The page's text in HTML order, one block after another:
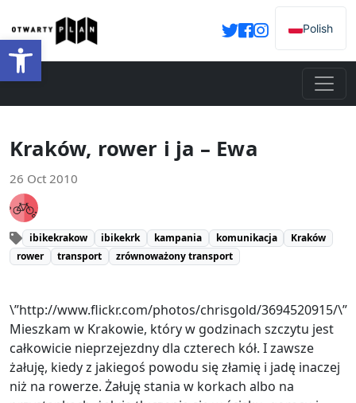
Open toolbar
Polish
Kraków, rower i ja – Ewa
26 Oct 2010
ibikekrakow ibikekrk kampania komunikacja
Kraków
rower
transport zrównoważony transport
\”http://www.flickr.com/photos/chrisgold/3694520915/\”
Mieszkam w Krakowie, który w godzinach szczytu jest
całkowicie nieprzejezdny dla czterech kół. I zawsze
żałuję, kiedy z jakiegoś powodu się złamię i jadę inaczej
niż na rowerze. Żałuję stania w korkach albo na